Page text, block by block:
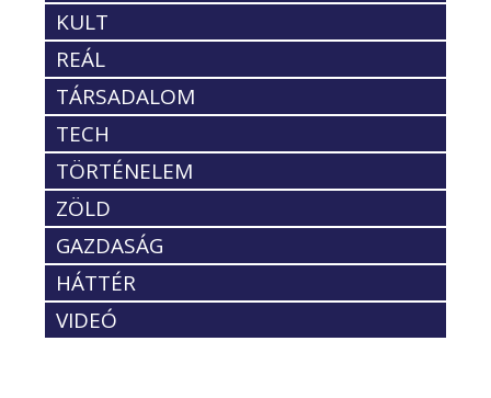
KULT
REÁL
TÁRSADALOM
TECH
TÖRTÉNELEM
ZÖLD
GAZDASÁG
HÁTTÉR
VIDEÓ